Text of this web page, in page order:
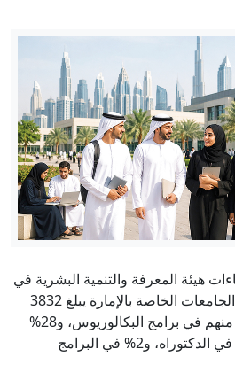
داخل لوحة إعلانية.. نتفليكس
أغرب دعاية لفيلم رعب
البرهان مع قوى سودانية تقر
عقوبة الإعدام عن قياديين
معارضين
مصر قد تنضم إلى اتفاقية مكة
للدفاع المشترك
الدفاع الروسية: إسقاط 360 طائرة مسيرة
أوكرانية خلال 12 ساعة
قبل العودة إلى المدارس.. 5 ملفات تتصدر
سباق الجاهزية لـ 31 أغسطس
هيئة المعرفة والتنمية البشرية في
دبي أن عدد المواطنين في الجامعات الخاصة بالإمارة يبلغ 3832
طالباً وطالبة، ويتركز 62% منهم في برامج البكالوريوس، و28%
في برامج الماجستير، و8% في الدكتوراه، و2% في البرامج